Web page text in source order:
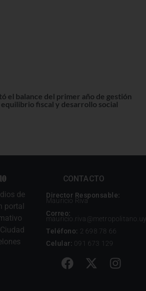
el balance del primer año de gestión
fiscal y desarrollo social
de
portal
CONTACTO
Director Responsable:
Mauricio Riva
Correo:
mauricio.riva@metropolitano.uy
Teléfono: 2 698 78 66
Celular: 091 673 129